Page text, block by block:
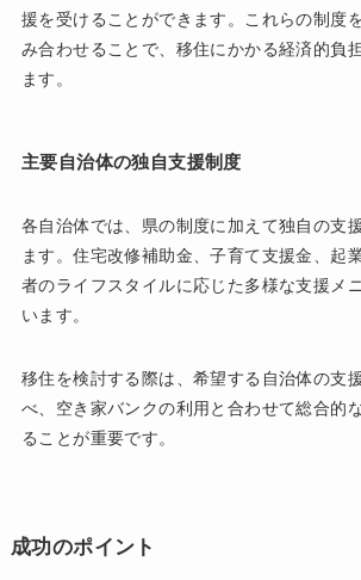
援を受けることができます。これらの制度
み合わせることで、移住にかかる経済的負
ます。
主要自治体の独自支援制度
各自治体では、県の制度に加えて独自の支
ます。住宅改修補助金、子育て支援金、起
者のライフスタイルに応じた多様な支援メ
います。
移住を検討する際は、希望する自治体の支
べ、空き家バンクの利用と合わせて総合的
ることが重要です。
成功のポイント